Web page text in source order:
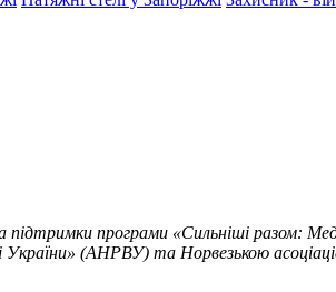
підтримки програми «Сильніші разом:
(АНРВУ) та Норвезькою